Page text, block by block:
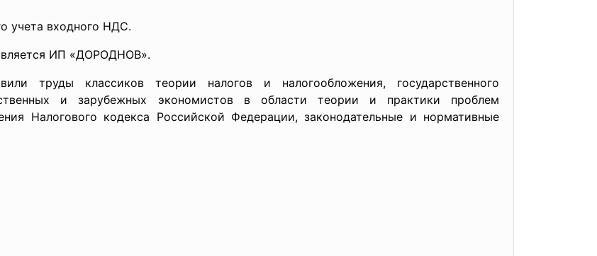
учета входного НДС.
ИП «ДОРОДНОВ».
труды классиков теории налогов и налогообложения, государственного
и зарубежных экономистов в области теории и практики проблем
Налогового кодекса Российской Федерации, законодательные и нормативные